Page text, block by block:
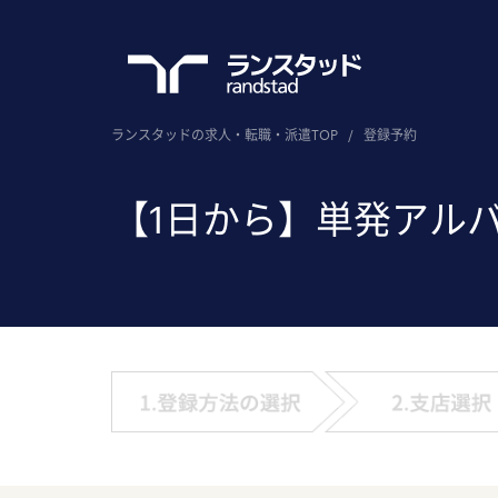
ランスタッドの求人・転職・派遣TOP / 登録予約
【1日から】単発アル